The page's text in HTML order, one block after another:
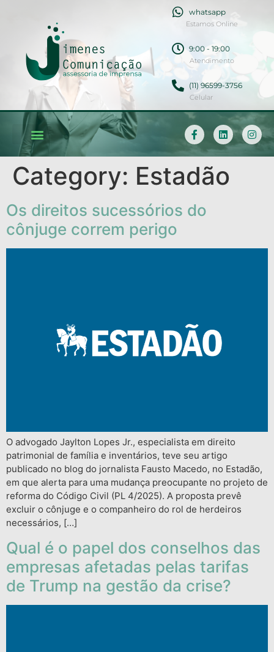
whatsapp
Estamos Online
9:00 - 19:00
Atendimento
(11) 96599-3756
Celular
Category: Estadão
Os direitos sucessórios do
cônjuge correm perigo
O advogado Jaylton Lopes Jr., especialista em direito
patrimonial de família e inventários, teve seu artigo
publicado no blog do jornalista Fausto Macedo, no Estadão,
em que alerta para uma mudança preocupante no projeto de
reforma do Código Civil (PL 4/2025). A proposta prevê
excluir o cônjuge e o companheiro do rol de herdeiros
necessários, […]
Qual é o papel dos conselhos das
empresas afetadas pelas tarifas
de Trump na gestão da crise?